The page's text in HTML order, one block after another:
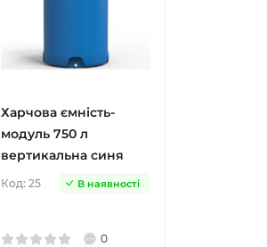
Харчова ємність-
модуль 750 л
вертикальна синя
Код:25 В наявності
0